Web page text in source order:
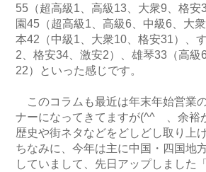
55（超高級1、高級13、大衆9、格安
園45（超高級1、高級6、中級6、大
本42（中級1、大衆10、格安31）、
2、格安34、激安2）、雄琴33（高級
22）といった感じです。
このコラムも最近は年末年始営業
ナーになってきてますが(^^ゞ、余裕
歴史や街ネタなどをどしどし取り上
ちなみに、今年は主に中国・四国地
していまして、先日アップしました「